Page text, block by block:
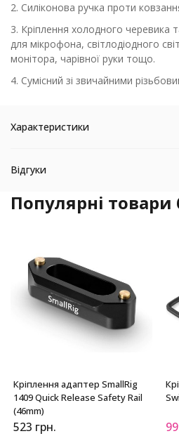
2. Силіконова ручка проти
3. Кріплення холодного черевика
для мікрофона, світлодіодного
монітора, чарівної руки тощо.
4. Сумісний зі звичайними
Характеристики
Відгуки
Популярні товари
Кріплення адаптер SmallRig
1409 Quick Release Safety Rail
(46mm)
523 грн.